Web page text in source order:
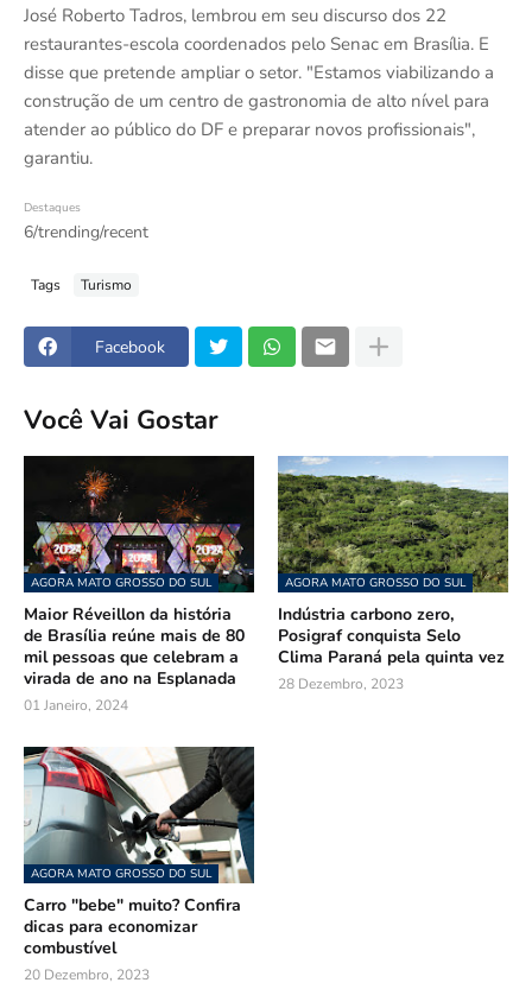
José Roberto Tadros, lembrou em seu discurso dos 22
restaurantes-escola coordenados pelo Senac em Brasília. E
disse que pretende ampliar o setor. "Estamos viabilizando a
construção de um centro de gastronomia de alto nível para
atender ao público do DF e preparar novos profissionais",
garantiu.
Destaques
6/trending/recent
Tags Turismo
Facebook
Você Vai Gostar
AGORA MATO GROSSO DO SUL
Maior Réveillon da história
de Brasília reúne mais de 80
mil pessoas que celebram a
virada de ano na Esplanada
01 Janeiro, 2024
AGORA MATO GROSSO DO SUL
Indústria carbono zero,
Posigraf conquista Selo
Clima Paraná pela quinta vez
28 Dezembro, 2023
AGORA MATO GROSSO DO SUL
Carro "bebe" muito? Confira
dicas para economizar
combustível
20 Dezembro, 2023